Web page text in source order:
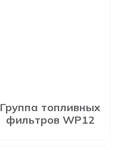
Группа топливных
фильтров WP12